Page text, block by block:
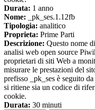
Durata: 1 anno
Nome: _pk_ses.1.12fb
Tipologia: analitico
Proprieta: Prime Parti
Descrizione: Questo nome
analisi web open source
proprietari di siti Web a
misurare le prestazioni del
prefisso _pk_ses è seguito
si ritiene sia un codice di
cookie.
Durata: 30 minuti